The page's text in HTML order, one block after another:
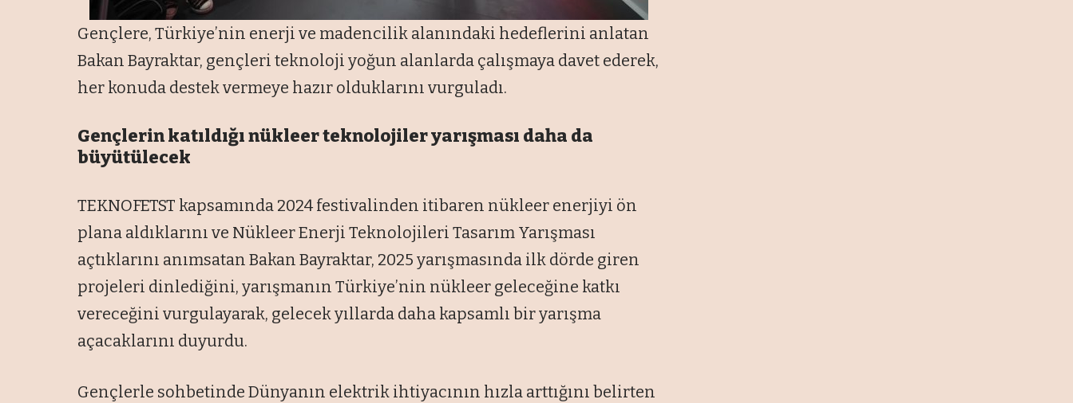
Gençlere, Türkiye’nin enerji ve madencilik alanındaki hedeflerini anlatan
Bakan Bayraktar, gençleri teknoloji yoğun alanlarda çalışmaya davet ederek,
her konuda destek vermeye hazır olduklarını vurguladı.
Gençlerin katıldığı nükleer teknolojiler yarışması daha da
büyütülecek
TEKNOFETST kapsamında 2024 festivalinden itibaren nükleer enerjiyi ön
plana aldıklarını ve Nükleer Enerji Teknolojileri Tasarım Yarışması
açtıklarını anımsatan Bakan Bayraktar, 2025 yarışmasında ilk dörde giren
projeleri dinlediğini, yarışmanın Türkiye’nin nükleer geleceğine katkı
vereceğini vurgulayarak, gelecek yıllarda daha kapsamlı bir yarışma
açacaklarını duyurdu.
Gençlerle sohbetinde Dünyanın elektrik ihtiyacının hızla arttığını belirten